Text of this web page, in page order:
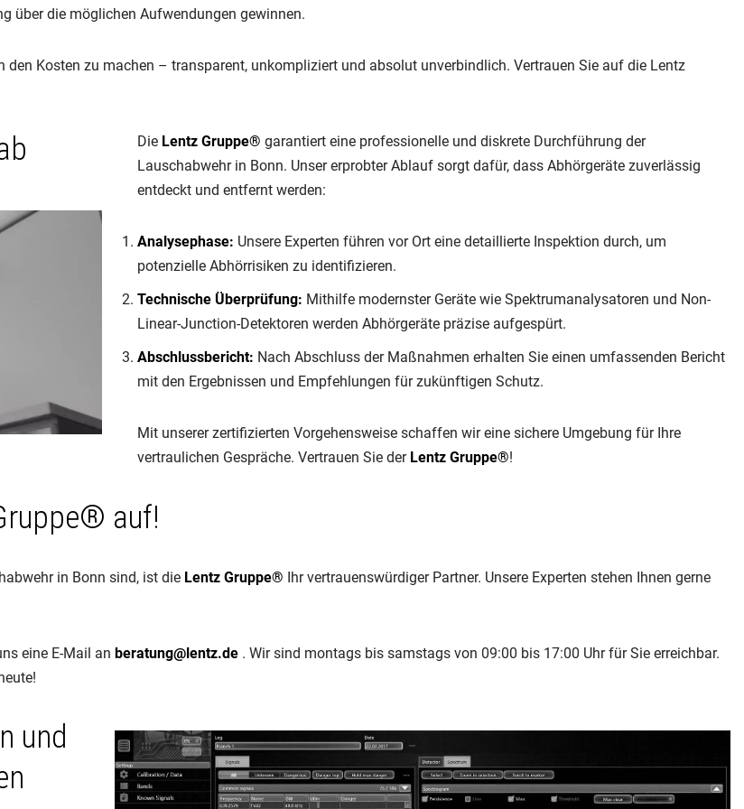
über die möglichen Aufwendungen gewinnen.
Kosten zu machen – transparent, unkompliziert und absolut unverbindlich. Vertrauen Sie auf die Lentz
Die Lentz Gruppe® garantiert eine professionelle und diskrete Durchführung der
Lauschabwehr in Bonn. Unser erprobter Ablauf sorgt dafür, dass Abhörgeräte zuverlässig
entdeckt und entfernt werden:
Analysephase: Unsere Experten führen vor Ort eine detaillierte Inspektion durch, um
potenzielle Abhörrisiken zu identifizieren.
Technische Überprüfung: Mithilfe modernster Geräte wie Spektrumanalysatoren und Non-
Linear-Junction-Detektoren werden Abhörgeräte präzise aufgespürt.
Abschlussbericht: Nach Abschluss der Maßnahmen erhalten Sie einen umfassenden Bericht
mit den Ergebnissen und Empfehlungen für zukünftigen Schutz.
Mit unserer zertifizierten Vorgehensweise schaffen wir eine sichere Umgebung für Ihre
vertraulichen Gespräche. Vertrauen Sie der Lentz Gruppe®!
auf!
in Bonn sind, ist die Lentz Gruppe® Ihr vertrauenswürdiger Partner. Unsere Experten stehen Ihnen gerne
eine E-Mail an beratung@lentz.de . Wir sind montags bis samstags von 09:00 bis 17:00 Uhr für Sie erreichbar.
und